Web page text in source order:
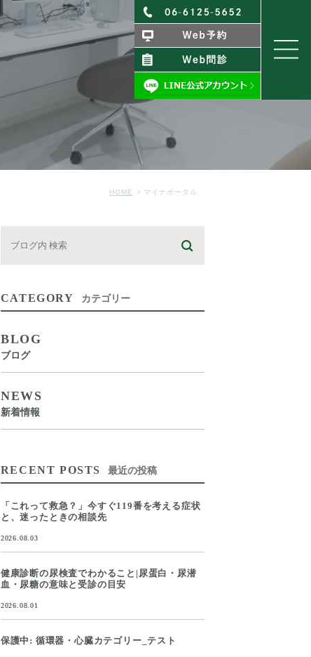
HOME マイナポータル
CATEGORY カテゴリー
BLOG
ブログ
NEWS
新着情報
RECENT POSTS 最近の投稿
「これって救急？」今すぐ119番を考える症状
と、迷ったときの相談先
2026.08.03
健康診断の尿検査でわかること|尿蛋白・尿潜
血・尿糖の意味と受診の目安
2026.08.01
保護中: 循環器・心臓カテゴリー_テスト